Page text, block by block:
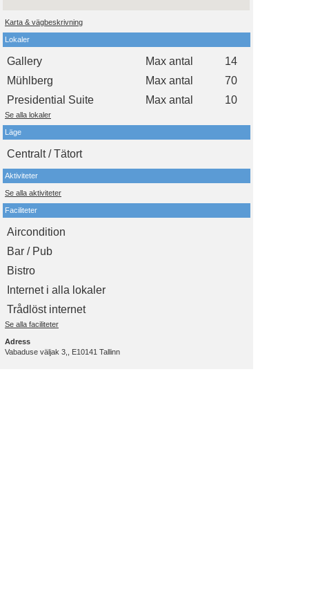
Karta & vägbeskrivning
Lokaler
Gallery Max antal
14
Mühlberg
Max antal
70
Presidential Suite
Max antal 10
Se alla lokaler
Läge
Centralt / Tätort
Aktiviteter
Se alla aktiviteter
Faciliteter
Aircondition
Bar / Pub
Bistro
Internet i alla lokaler
Trådlöst internet
Se alla faciliteter
Adress
Vabaduse väljak 3,, E10141 Tallinn